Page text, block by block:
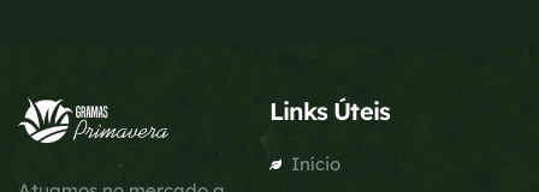
Links Úteis
Início